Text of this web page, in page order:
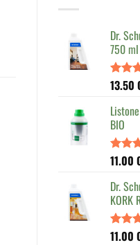
Dr.
750 ml
von 5
13.50
BIO
von 5
11.00
Dr.
KORK
11.00